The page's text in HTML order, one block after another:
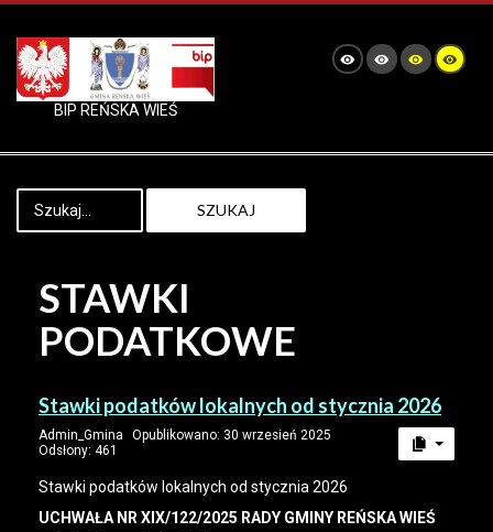
BIP REŃSKA WIEŚ
SZUKAJ
STAWKI
PODATKOWE
Stawki podatków lokalnych od stycznia 2026
Admin_Gmina
Opublikowano: 30 wrzesień 2025
Odsłony: 461
Stawki podatków lokalnych od stycznia 2026
UCHWAŁA NR XIX/122/2025 RADY GMINY REŃSKA WIEŚ